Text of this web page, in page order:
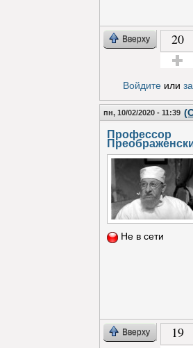
Вверху 20
Войдитеили
пн, 10/02/2020 - 11:39
Профессор
Не в сети
Вверху 19